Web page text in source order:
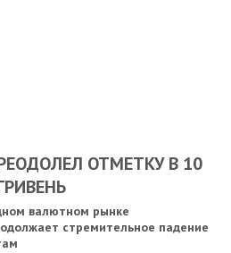
ОТМЕТКУ В 10
валютном рынке
стремительное падение